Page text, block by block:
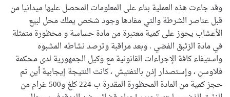
وقد جاءت هذه العملية بناء على المعلومات المحصل عليها ميدانيا من
قبل عناصر الشرطة والتي مفادها وجود شخص يملك محل لبيع
الأعشاب يحوز على كمية معتبرة من مادة حساسة و محظورة متمثلة
في مادة الزئبق الفضي . وبعد مراقبة وترصد نشاطه المشبوه
واستيفاء كافة الإجراءات القانونية مع وكيل الجمهورية لدى محكمة
فلاوسن ، وإستصدار إذن بالتفتيش ، كانت النتيجة إيجابية أين تم
حجز كمية من المادة المحظورة المقدرة ب 224 كلغ و500 غرام من